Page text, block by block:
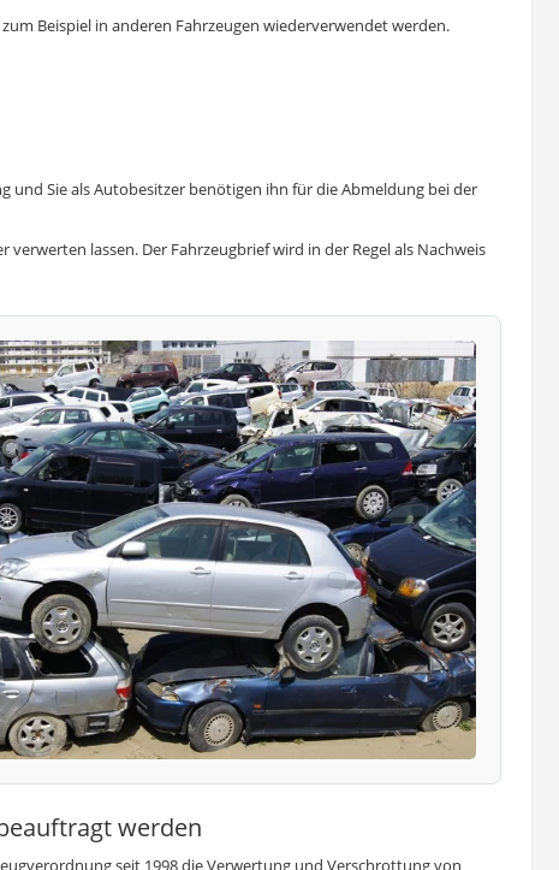
Beispiel in anderen Fahrzeugen wiederverwendet werden.
und Sie als Autobesitzer benötigen ihn für die Abmeldung bei der
verwerten lassen. Der Fahrzeugbrief wird in der Regel als Nachweis
werden
seit 1998 die Verwertung und Verschrottung von